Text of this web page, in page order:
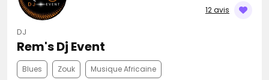
12 avis
DJ
Rem's Dj Event
Blues Zouk Musique Africaine